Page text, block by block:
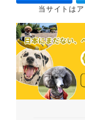
当サイトは